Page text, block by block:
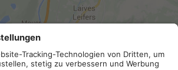
ANREISE